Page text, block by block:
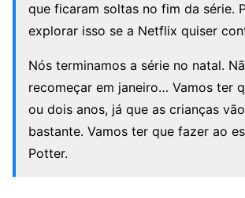
que ficaram soltas no fim da série.
explorar isso se a Netflix quiser
Nós terminamos a série no natal.
recomeçar em janeiro… Vamos ter
ou dois anos, já que as crianças
bastante. Vamos ter que fazer ao
Potter.